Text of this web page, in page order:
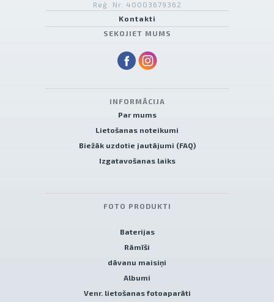
Reģ. Nr. 40003679362
Kontakti
SEKOJIET MUMS
INFORMĀCIJA
Par mums
Lietošanas noteikumi
Biežāk uzdotie jautājumi (FAQ)
Izgatavošanas laiks
FOTO PRODUKTI
Baterijas
Rāmīši
dāvanu maisiņi
Albumi
Venr. lietošanas fotoaparāti